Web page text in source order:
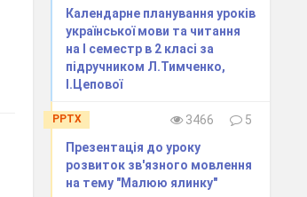
Календарне планування уроків
української мови та читання
на І семестр в 2 класі за
підручником Л.Тимченко,
І.Цепової
PPTX 3466
5
Презентація до уроку
розвиток зв'язного мовлення
на тему "Малюю ялинку"